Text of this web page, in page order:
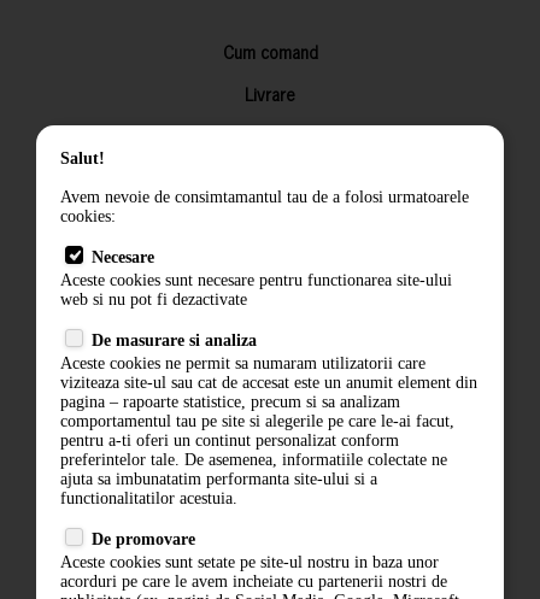
Cum comand
Livrare
Returnarea produselor
Termeni si conditii
Politica de confidentialitate
ANPC
ABONARE LA NEWSLETTER
Salut!
Avem nevoie de consimtamantul tau de a folosi urmatoarele
cookies:
Necesare
Aceste cookies sunt necesare pentru functionarea site-ului
web si nu pot fi dezactivate
De masurare si analiza
Aceste cookies ne permit sa numaram utilizatorii care
viziteaza site-ul sau cat de accesat este un anumit element din
pagina – rapoarte statistice, precum si sa analizam
comportamentul tau pe site si alegerile pe care le-ai facut,
pentru a-ti oferi un continut personalizat conform
preferintelor tale. De asemenea, informatiile colectate ne
ajuta sa imbunatatim performanta site-ului si a
functionalitatilor acestuia.
De promovare
Aceste cookies sunt setate pe site-ul nostru in baza unor
acorduri pe care le avem incheiate cu partenerii nostri de